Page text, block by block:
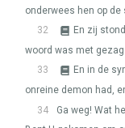
onderwees hen op de
32
En zij
woord was met gezag.
33
En in de
onreine demon had,
34
Ga weg! Wat